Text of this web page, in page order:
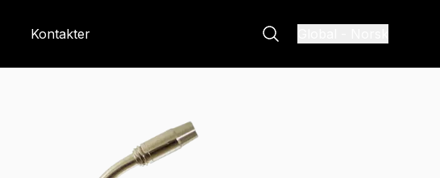
Kontakter